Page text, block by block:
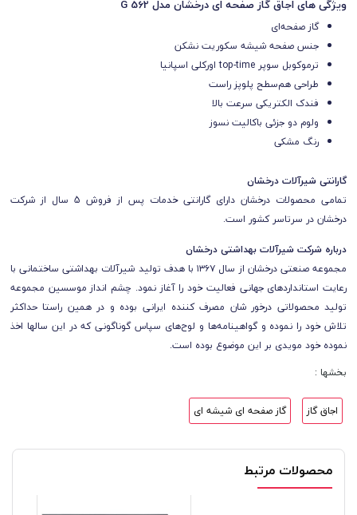
ویژگی های اجاق گاز صفحه ای درخشان مدل G 562
گاز صفحه‌ای
جنس صفحه شیشه سکوریت نشکن
ترموکوبل سوپر top-time اورکلی اسپانیا
طراحی هم‌سطح پلوپز راست
فندک الکتریکی سرعت بالا
ولوم دو جزئی باکالیت نسوز
رنگ مشکی
گارانتی شیرآلات درخشان
تمامی محصولات درخشان دارای
گارانتی خدمات پس از فروش 5 سال از شرکت
درخشاندر سرتاسر کشور است.
درباره شرکت شیرآلات بهداشتی درخشان
مجموعه صنعتی درخشان از سال ۱۳۶۷ با هدف تولید شیرآلات بهداشتی ساختمانی با
رعایت استانداردهای جهانی فعالیت خود را آغاز نمود. چشم انداز موسسین مجموعه
تولید محصولاتی درخور شان مصرف کننده ایرانی بوده و در همین راستا حداکثر
تلاش خود را نموده و گواهینامه‌ها و لوح‌های سپاس گوناگونی که در این سالها اخذ
نموده خود مویدی بر این موضوع بوده است.
بخشها :
اجاق گاز گاز صفحه ای شیشه ای
محصولات مرتبط